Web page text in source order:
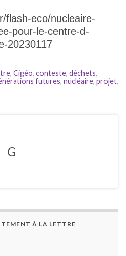
flash-eco/nucleaire-
pour-le-centre-d-
20230117
, Cigéo, conteste, déchets,
futures, nucléaire, projet,
G
À LA LETTRE